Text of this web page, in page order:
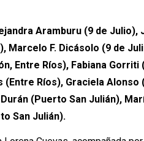
Aramburu (9 de Julio),
Marcelo F. Dicásolo (9 de
Entre Ríos), Fabiana Gorriti
Ríos), Graciela Alonso
(Puerto San Julián),
San Julián).